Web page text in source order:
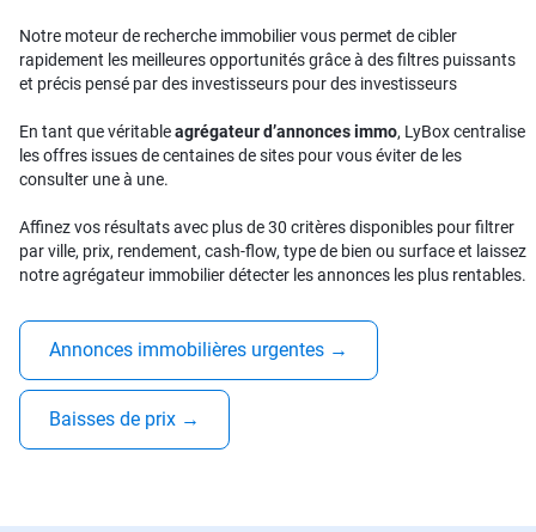
Notre moteur de recherche immobilier vous permet de cibler
rapidement les meilleures opportunités grâce à des filtres puissants
et précis pensé par des investisseurs pour des investisseurs
En tant que véritableagrégateur d’annonces immo, LyBox centralise
les offres issues de centaines de sites pour vous éviter de les
consulter une à une.
Affinez vos résultats avec plus de 30 critères disponibles pour filtrer
par ville, prix, rendement, cash-flow, type de bien ou surface et laissez
notre agrégateur immobilier détecter les annonces les plus rentables.
Annonces immobilières urgentes →
Baisses de prix →